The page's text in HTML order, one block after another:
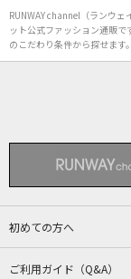
RUNWAY channel（ランウ
ット公式ファッション通販
のこだわり条件から探せます
初めての方へ
ご利用ガイド（Q&A）